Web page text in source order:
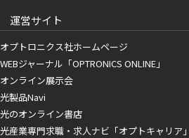
運営サイト
オプトロニクス社ホームページ
WEBジャーナル「OPTRONICS ONLINE」
オンライン展示会
光製品Navi
光のオンライン書店
光産業専門求職・求人ナビ「オプトキャリア」